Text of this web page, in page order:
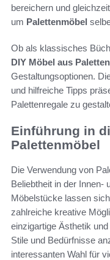
bereichern und
um Palettenmöbel
Ob als klassisches
DIY Möbel aus Paletten
Gestaltungsoptionen.
und hilfreiche Tipps
Palettenregale zu
Einführung in
Palettenmöbel
Die Verwendung von
Beliebtheit in der Innen-
Möbelstücke lassen
zahlreiche kreative
einzigartige Ästhetik
Stile und Bedürfnisse
interessanten Wahl für